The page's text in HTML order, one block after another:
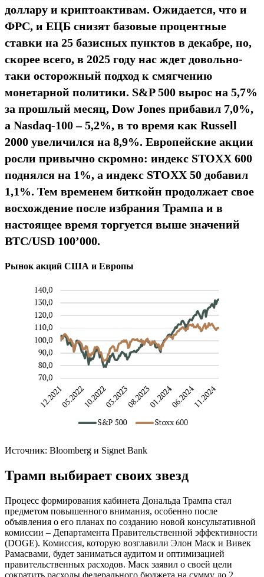
доллару и криптоактивам. Ожидается, что и
ФРС, и ЕЦБ снизят базовые процентные
ставки на 25 базисных пунктов в декабре, но,
скорее всего, в 2025 году нас ждет довольно-
таки осторожный подход к смягчению
монетарной политики. S&P 500 вырос на 5,7%
за прошлый месяц, Dow Jones прибавил 7,0%,
а Nasdaq-100 – 5,2%, в то время как Russell
2000 увеличился на 8,9%. Европейские акции
росли привычно скромно: индекс STOXX 600
поднялся на 1%, а индекс STOXX 50 добавил
1,1%. Тем временем биткойн продолжает свое
восхождение после избрания Трампа и в
настоящее время торгуется выше значений
BTC/USD 100’000.
Рынок акций США и Европы
Источник: Bloomberg и Signet Bank
Трамп выбирает своих звезд
Процесс формирования кабинета Дональда Трампа стал
предметом повышенного внимания, особенно после
объявления о его планах по созданию новой консультативной
комиссии – Департамента Правительственной эффективности
(DOGE). Комиссия, которую возглавили Элон Маск и Вивек
Рамасвами, будет заниматься аудитом и оптимизацией
правительственных расходов. Маск заявил о своей цели